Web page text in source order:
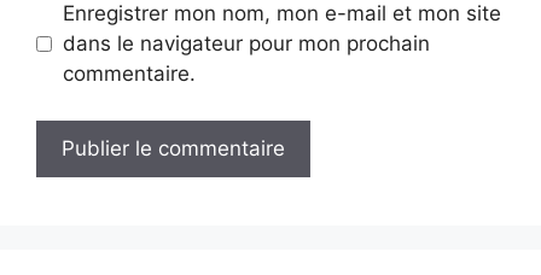
Enregistrer mon nom, mon e-mail et mon site
dans le navigateur pour mon prochain
commentaire.